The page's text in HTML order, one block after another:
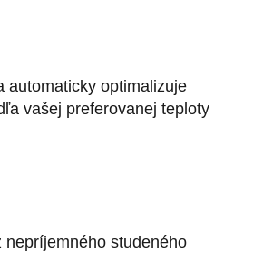
automaticky optimalizuje
vašej preferovanej teploty
studeného